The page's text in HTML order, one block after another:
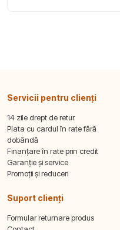
Servicii pentru clienți
14 zile drept de retur
Plata cu cardul în rate fără
dobândă
Finanțare în rate prin credit
Garanție și service
Promoții și reduceri
Suport clienți
Formular returnare produs